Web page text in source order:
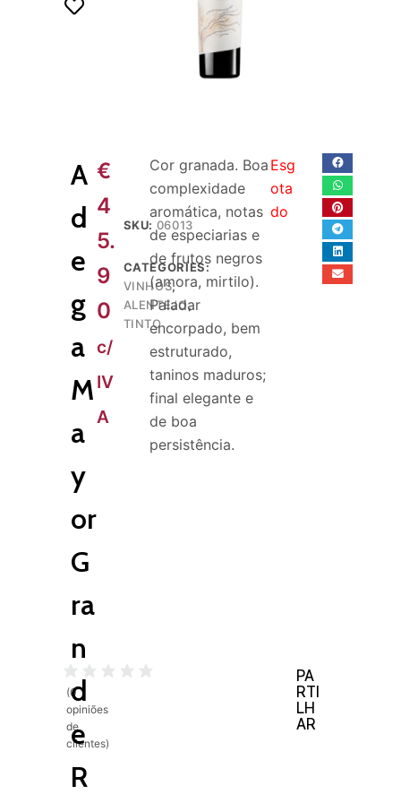
(0
opiniões
de
clientes)
A
d
e
g
a
M
a
y
or
G
ra
n
d
e
R
€
4
5.
9
0
c/
IV
A
SKU: 06013
CATEGORIES:
VINHOS,
ALENTEJO,
TINTO
Cor granada. Boa
complexidade
aromática, notas
de especiarias e
de frutos negros
(amora, mirtilo).
Paladar
encorpado, bem
estruturado,
taninos maduros;
final elegante e
de boa
persistência.
Esg
ota
do
PA
RTI
LH
AR